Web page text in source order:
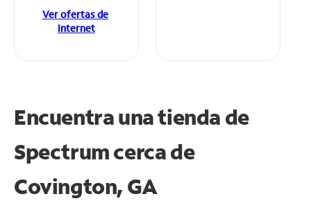
Ver ofertas de
Internet
Encuentra una tienda de
Spectrumcerca de
Covington, GA